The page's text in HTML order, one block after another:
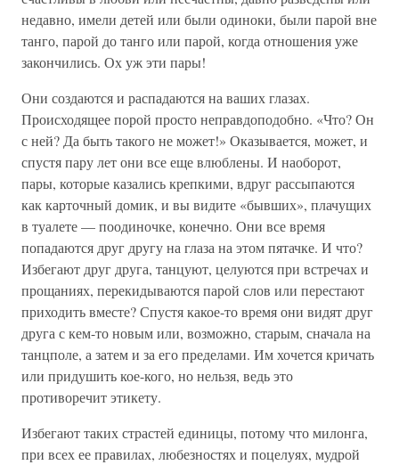
недавно, имели детей или были одиноки, были парой вне
танго, парой до танго или парой, когда отношения уже
закончились. Ох уж эти пары!
Они создаются и распадаются на ваших глазах.
Происходящее порой просто неправдоподобно. «Что? Он
с ней? Да быть такого не может!» Оказывается, может, и
спустя пару лет они все еще влюблены. И наоборот,
пары, которые казались крепкими, вдруг рассыпаются
как карточный домик, и вы видите «бывших», плачущих
в туалете — поодиночке, конечно. Они все время
попадаются друг другу на глаза на этом пятачке. И что?
Избегают друг друга, танцуют, целуются при встречах и
прощаниях, перекидываются парой слов или перестают
приходить вместе? Спустя какое-то время они видят друг
друга с кем-то новым или, возможно, старым, сначала на
танцполе, а затем и за его пределами. Им хочется кричать
или придушить кое-кого, но нельзя, ведь это
противоречит этикету.
Избегают таких страстей единицы, потому что милонга,
при всех ее правилах, любезностях и поцелуях, мудрой